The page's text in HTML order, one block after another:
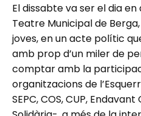
El dissabte va ser el dia
Teatre Municipal de
joves, en un acte polític
amb prop d’un miler de
comptar amb la
organitzacions de
SEPC, COS, CUP,